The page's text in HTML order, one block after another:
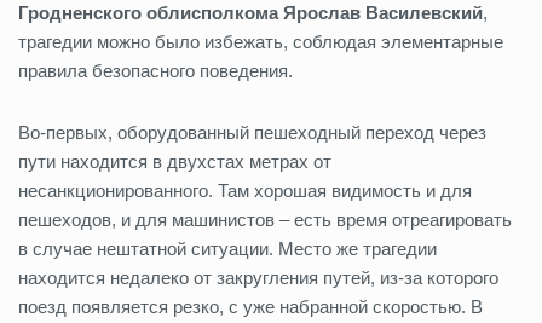
Гродненского облисполкома Ярослав Василевский,
трагедии можно было избежать, соблюдая элементарные
правила безопасного поведения.
Во-первых, оборудованный пешеходный переход через
пути находится в двухстах метрах от
несанкционированного. Там хорошая видимость и для
пешеходов, и для машинистов – есть время отреагировать
в случае нештатной ситуации. Место же трагедии
находится недалеко от закругления путей, из-за которого
поезд появляется резко, с уже набранной скоростью. В